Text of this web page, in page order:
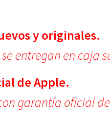
y originales.
entregan en caja
de Apple.
garantía oficial